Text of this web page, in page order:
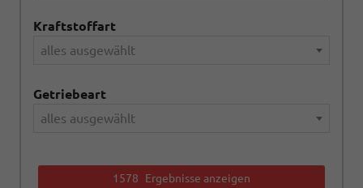
Kraftstoffart
alles ausgewählt
Getriebeart
alles ausgewählt
1578 Ergebnisse anzeigen